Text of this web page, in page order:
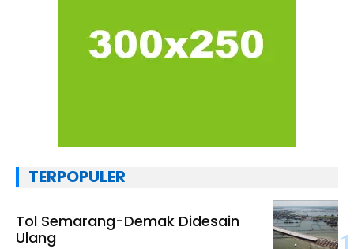
TERPOPULER
Tol Semarang-Demak Didesain
Ulang